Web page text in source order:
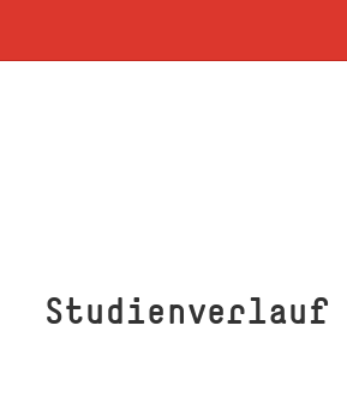
Studienverlauf